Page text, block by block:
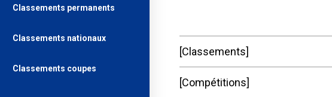
Classements
Compétitions
Classements permanents
Classements nationaux
Classements coupes